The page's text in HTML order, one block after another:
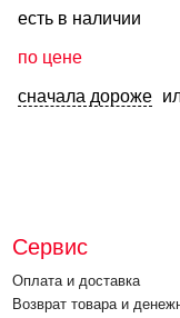
есть в наличии
по цене
сначала дороже
Сервис
Оплата и доставка
Возврат товара и